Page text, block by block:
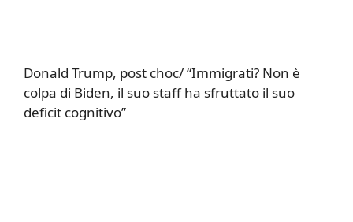
Donald Trump, post choc/ “Immigrati? Non è
colpa di Biden, il suo staff ha sfruttato il suo
deficit cognitivo”